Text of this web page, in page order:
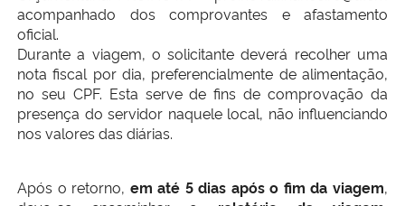
Secretaria-Geral
Secretaria de Governo
Gabinete de Segurança Institucional
Advocacia-Geral da União
acompanhado dos comprovantes e afastamento
oficial.
Durante a viagem, o solicitante deverá recolher uma
nota fiscal por dia, preferencialmente de alimentação,
no seu CPF. Esta serve de fins de comprovação da
presença do servidor naquele local, não influenciando
nos valores das diárias.
Após o retorno, em até 5 dias após o fim da viagem,